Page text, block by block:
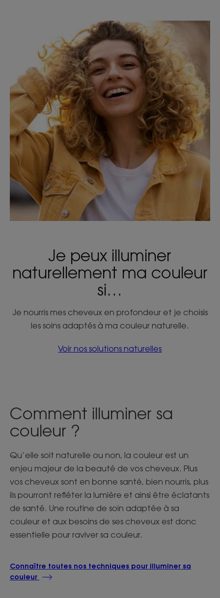
Je peux illuminer
naturellement ma couleur
si…
Je nourris mes cheveux en profondeur et je choisis
les soins adaptés à ma couleur naturelle.
Voir nos solutions naturelles
Comment illuminer sa
couleur ?
Qu’elle soit naturelle ou non, la couleur est un
enjeu majeur de la beauté de vos cheveux. Plus
vos cheveux sont en bonne santé, bien nourris, plus
ils pourront refléter la lumière et ainsi être éclatants
de santé. Une routine de soin adaptée à sa
couleur et aux besoins de ses cheveux est donc
essentielle pour raviver sa couleur.
Connaître toutes nos techniques pour illuminer sa
couleur